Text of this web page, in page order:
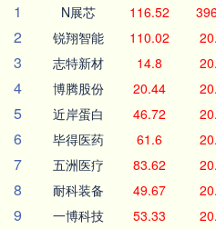
1
N展芯 116.52
2 锐翔智能 110.02
3 志特新材 14.8
4 博腾股份 20.44
5 近岸蛋白 46.72
6 毕得医药 61.6
7 五洲医疗 83.62
8 耐科装备 49.67
9 一博科技 53.33